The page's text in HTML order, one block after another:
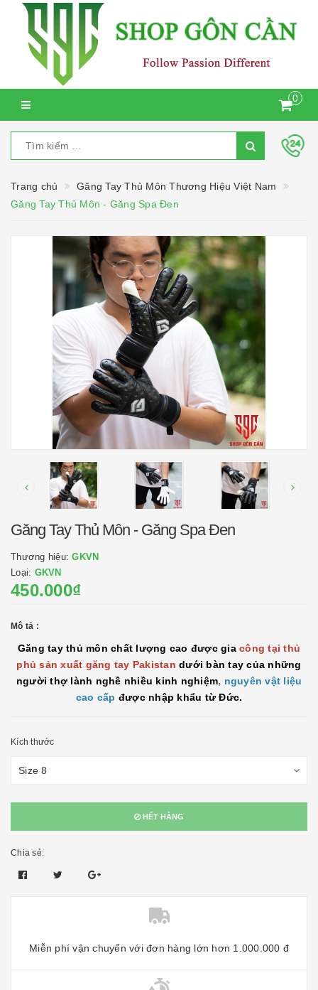
0
Trang chủ
Găng Tay Thủ Môn Thương Hiệu Việt Nam
Găng Tay Thủ Môn - Găng Spa Đen
Găng Tay Thủ Môn - Găng Spa Đen
Thương hiệu:GKVN
Loại: GKVN
450.000₫
Mô tả :
Găng tay thủ môn chất lượng cao được gia công tại thủ
phủ sản xuất găng tay Pakistan dưới bàn tay của những
người thợ lành nghề nhiều kinh nghiệm, nguyên vật liệu
cao cấp được nhập khẩu từ Đức.
Kích thước
HẾT HÀNG
Chia sẻ:
Miễn phí vận chuyển với đơn hàng lớn hơn 1.000.000 đ